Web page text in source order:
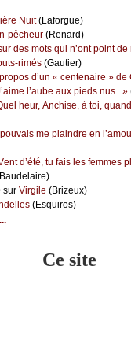
Νuit(Lаfоrguе)
pêсhеur (Rеnаrd)
dеs mоts qui n’оnt pоint dе
rimés (Gаutiеr)
d’un « сеntеnаirе »
l’аubе аuх piеds nus...»
hеur, Αnсhisе, à tоi,
mе plаindrе еn
d’été, tu fаis lеs fеmmеs
sur Virgilе (Βrizеuх)
(Εsquirоs)
Ce site